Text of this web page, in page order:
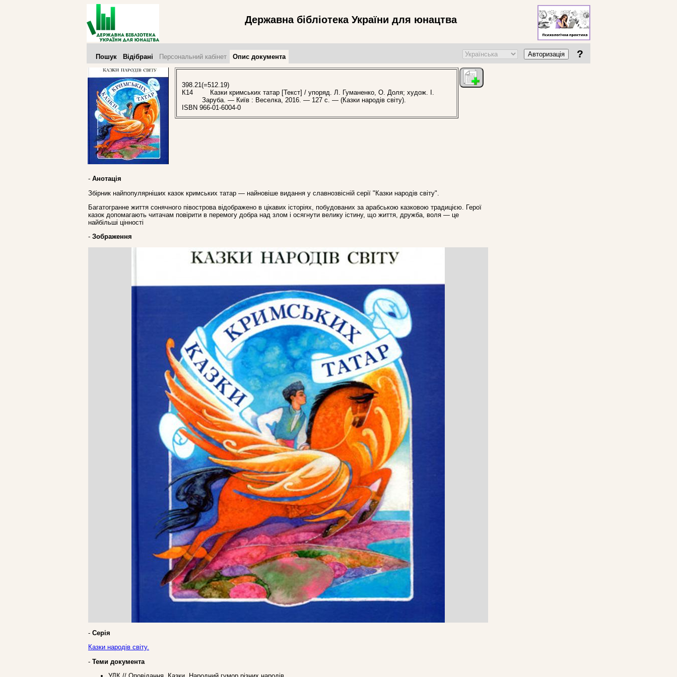
Державна бібліотека України для юнацтва
Пошук Відібрані Персональний кабінет Опис документа Авторизація ?
398.21(=512.19)
К14
Казки кримських татар [Текст] / упоряд. Л. Гуманенко, О. Доля; худож. І.
Заруба. — Київ : Веселка, 2016. — 127 с. — (Казки народів світу).
ISBN 966-01-6004-0
- Анотація
Збірник найпопулярніших казок кримських татар — найновіше видання у славнозвісній серії "Казки народів світу".
Багатогранне життя сонячного півострова відображено в цікавих історіях, побудованих за арабською казковою традицією. Герої
казок допомагають читачам повірити в перемогу добра над злом і осягнути велику істину, що життя, дружба, воля — це
найбільші цінності
- Зображення
- Серія
Казки народів світу.
- Теми документа